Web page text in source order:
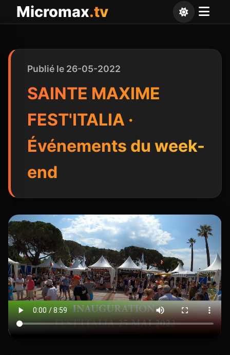
Micromax.tv
Publié le 26-05-2022
SAINTE MAXIME
FEST'ITALIA ·
Événements du week-
end
Panneau de gestion des cookies